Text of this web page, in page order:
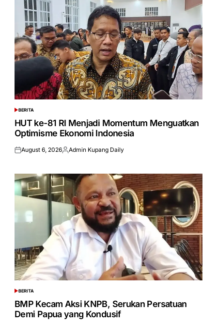
POSTED
IN
BERITA
HUT ke-81 RI Menjadi Momentum Menguatkan
Optimisme Ekonomi Indonesia
Posted
August 6, 2026Posted
Admin Kupang Daily
POSTED
IN
BERITA
BMP Kecam Aksi KNPB, Serukan Persatuan
Demi Papua yang Kondusif